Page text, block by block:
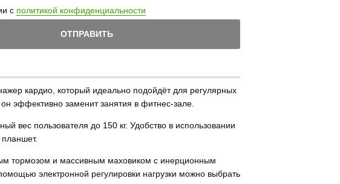
с политикой конфиденциальности
ОТПРАВИТЬ
кардио, который идеально подойдёт для регулярных
эффективно заменит занятия в фитнес-зале.
вес пользователя до 150 кг. Удобство в использовании
тормозом и массивным маховиком с инерционным
электронной регулировки нагрузки можно выбрать